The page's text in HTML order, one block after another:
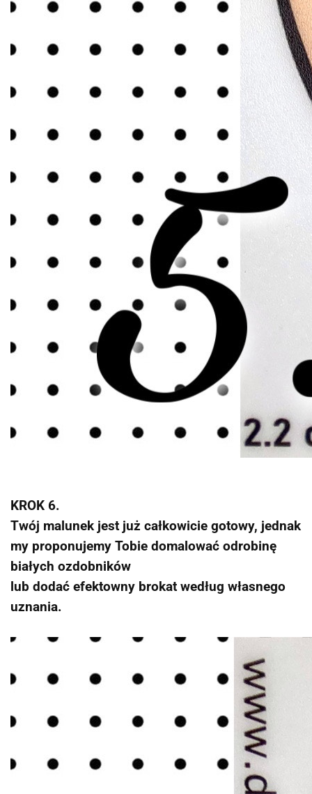
KROK 6.
Twój malunek jest już całkowicie gotowy, jednak
my proponujemy Tobie domalować odrobinę
białych ozdobników
lub dodać efektowny brokat według własnego
uznania.